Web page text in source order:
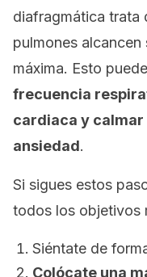
diafragmática trata
pulmones
máxima. Esto
frecuencia
cardiaca y calmar
ansiedad.
Si sigues estos
todos los objetivos
Siéntate de
Colócate una